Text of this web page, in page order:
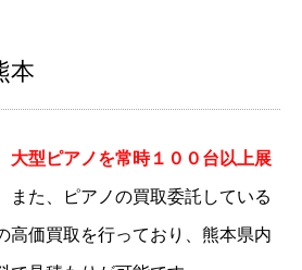
本
大型ピアノを常時１００台以上展
また、ピアノの買取委託している
高価買取を行っており、熊本県内